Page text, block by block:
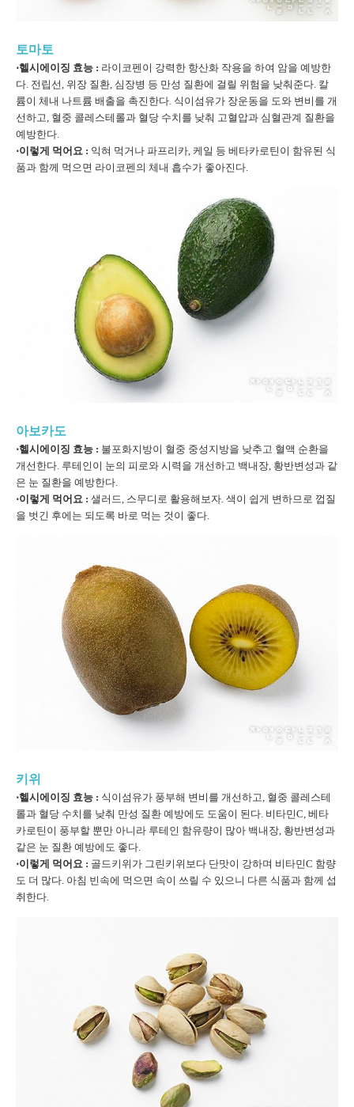
토마토
⋅헬시에이징 효능 : 라이코펜이 강력한 항산화 작용을 하여 암을 예방한
다. 전립선, 위장 질환, 심장병 등 만성 질환에 걸릴 위험을 낮춰준다. 칼
륨이 체내 나트륨 배출을 촉진한다. 식이섬유가 장운동을 도와 변비를 개
선하고, 혈중 콜레스테롤과 혈당 수치를 낮춰 고혈압과 심혈관계 질환을
예방한다.
⋅이렇게 먹어요 : 익혀 먹거나 파프리카, 케일 등 베타카로틴이 함유된 식
품과 함께 먹으면 라이코펜의 체내 흡수가 좋아진다.
아보카도
⋅헬시에이징 효능 : 불포화지방이 혈중 중성지방을 낮추고 혈액 순환을
개선한다. 루테인이 눈의 피로와 시력을 개선하고 백내장, 황반변성과 같
은 눈 질환을 예방한다.
⋅이렇게 먹어요 : 샐러드, 스무디로 활용해보자. 색이 쉽게 변하므로 껍질
을 벗긴 후에는 되도록 바로 먹는 것이 좋다.
키위
⋅헬시에이징 효능 : 식이섬유가 풍부해 변비를 개선하고, 혈중 콜레스테
롤과 혈당 수치를 낮춰 만성 질환 예방에도 도움이 된다. 비타민C, 베타
카로틴이 풍부할 뿐만 아니라 루테인 함유량이 많아 백내장, 황반변성과
같은 눈 질환 예방에도 좋다.
⋅이렇게 먹어요 : 골드키위가 그린키위보다 단맛이 강하며 비타민C 함량
도 더 많다. 아침 빈속에 먹으면 속이 쓰릴 수 있으니 다른 식품과 함께 섭
취한다.